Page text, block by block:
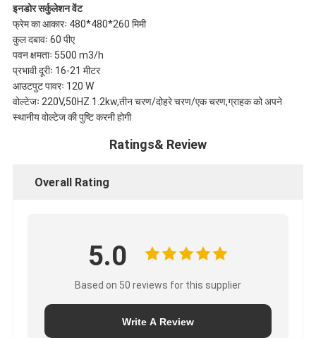
इनडोर सर्कुलेशन वेंट
फ्रेम का आकारः 480*480*260 मिमी
कुल दबावः 60 पीए
पवन क्षमताः 5500 m3/h
प्रभावी दूरीः 16-21 मीटर
आउटपुट पावरः 120 W
वोल्टेजः 220V,50HZ 1.2kw,तीन चरण/दोहरे चरण/एक चरण,ग्राहक को अपने
स्थानीय वोल्टेज की पुष्टि करनी होगी
Ratings& Review
Overall Rating
5.0
Based on 50 reviews for this supplier
Write A Review